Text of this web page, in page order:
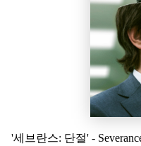
'세브란스: 단절' -